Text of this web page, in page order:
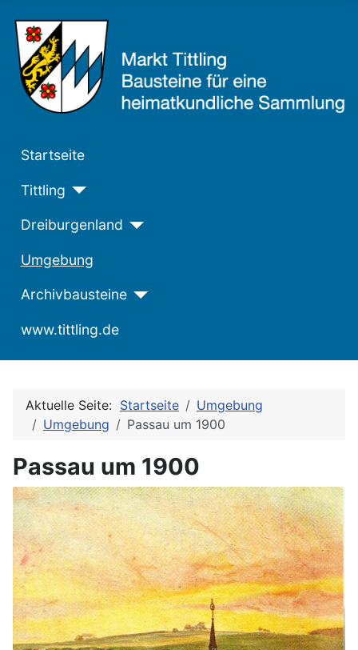
Startseite
Tittling
Dreiburgenland
Umgebung
Archivbausteine
www.tittling.de
Aktuelle Seite: Startseite
Umgebung
Umgebung
Passau um 1900
Passau um 1900